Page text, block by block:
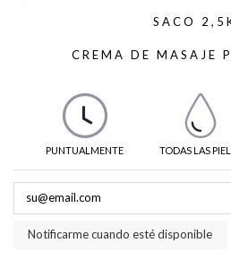
SACO
CREMA DE MASAJE
PUNTUALMENTE TODAS LAS
Notificarme cuando esté disponible